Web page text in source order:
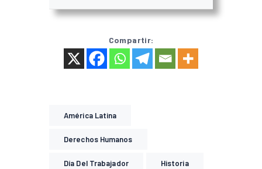
Compartir:
América Latina
Derechos Humanos
Día Del Trabajador Historia